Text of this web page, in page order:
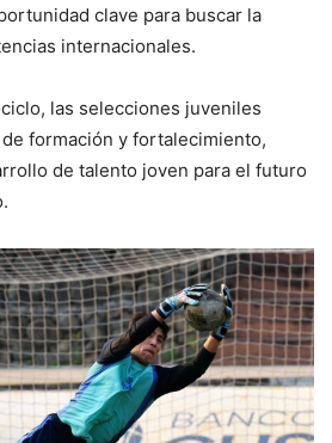
clave para buscar la
internacionales.
las selecciones juveniles
formación y fortalecimiento,
de talento joven para el futuro